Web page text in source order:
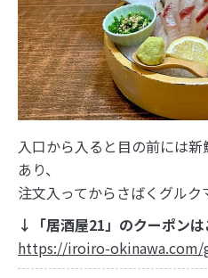
入口から入ると目の前には
あり、
注文入ってからさばくグルク
↓「居酒屋21」のクーポンは
https://iroiro-